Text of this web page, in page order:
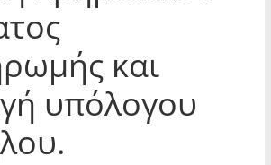
και
υπόλογου